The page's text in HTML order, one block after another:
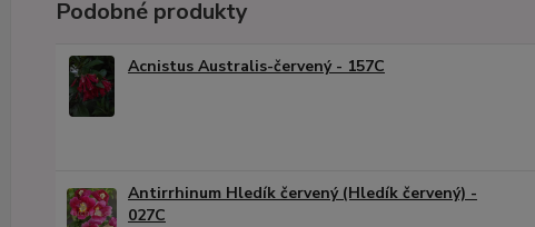
Podobné produkty
Acnistus Australis-červený - 157C
Antirrhinum Hledík červený (Hledík červený) -
027C